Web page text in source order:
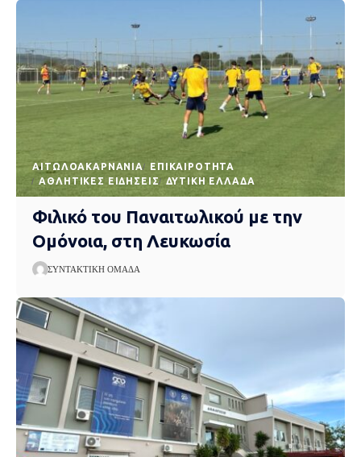
AΙΤΩΛΟΑΚΑΡΝΑΝΊΑ
EΠΙΚΑΙΡΌΤΗΤΑ
ΑΘΛΗΤΙΚΈΣ ΕΙΔΉΣΕΙΣ
ΔΥΤΙΚΉ ΕΛΛΆΔΑ
Φιλικό του Παναιτωλικού με την
Ομόνοια, στη Λευκωσία
ΣΥΝΤΑΚΤΙΚΉ ΟΜΆΔΑ